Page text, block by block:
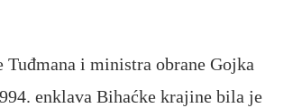
i ministra obrane Gojka
enklava Bihaćke krajine bila je